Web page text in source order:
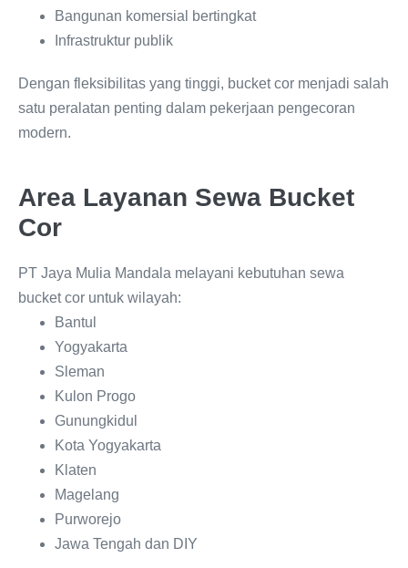
Bangunan komersial bertingkat
Infrastruktur publik
Dengan fleksibilitas yang tinggi, bucket cor menjadi salah
satu peralatan penting dalam pekerjaan pengecoran
modern.
Area Layanan Sewa Bucket
Cor
PT Jaya Mulia Mandala melayani kebutuhan sewa
bucket cor untuk wilayah:
Bantul
Yogyakarta
Sleman
Kulon Progo
Gunungkidul
Kota Yogyakarta
Klaten
Magelang
Purworejo
Jawa Tengah dan DIY